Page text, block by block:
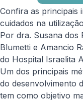
Confira as principais
cuidados na
Por dra. Susana dos
Blumetti e Amancio
do Hospital Israelita
Um dos principais
do desenvolvimento
tem como objetivo